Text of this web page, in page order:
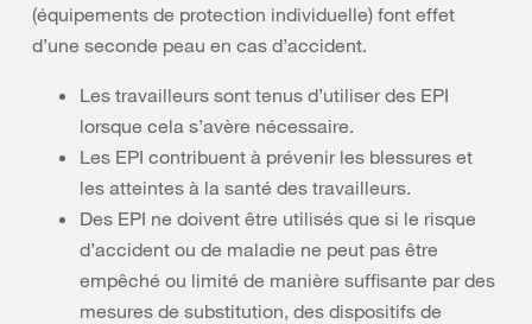
(équipements de protection individuelle) font effet
d’une seconde peau en cas d’accident.
Les travailleurs sont tenus d’utiliser des EPI
lorsque cela s’avère nécessaire.
Les EPI contribuent à prévenir les blessures et
les atteintes à la santé des travailleurs.
Des EPI ne doivent être utilisés que si le risque
d’accident ou de maladie ne peut pas être
empêché ou limité de manière suffisante par des
mesures de substitution, des dispositifs de